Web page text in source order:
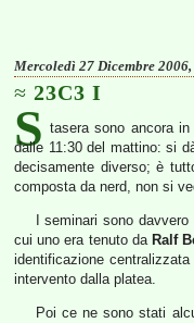
Mercoledì 27 Dicembre
23C3 I
S tasera sono ancora
dalle 11:30 del mattino: si
decisamente diverso; è
composta da nerd, non si
I seminari sono
cui uno era tenuto da Ralf
identificazione
intervento dalla platea.
Poi ce ne sono stati